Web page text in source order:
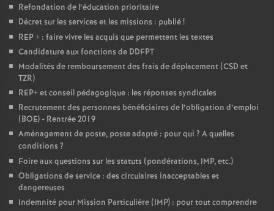
Refondation de l’éducation prioritaire
Décret sur les services et les missions : publié!
REP + : faire vivre les acquis que permettent les textes
Candidature aux fonctions de DDFPT
Modalités de remboursement des frais de déplacement (CSD et
TZR)
REP+ et conseil pédagogique : les réponses syndicales
Recrutement des personnes bénéficiaires de l’obligation d’emploi
(BOE) - Rentrée 2019
Aménagement de poste, poste adapté : pour qui ? A quelles
conditions ?
Foire aux questions sur les statuts (pondérations, IMP, etc.)
Obligations de service : des circulaires inacceptables et
dangereuses
Indemnité pour Mission Particulière (IMP) : pour tout comprendre